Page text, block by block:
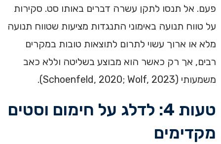
פעם. אל תנסו לתקן עשרה דברים באותו סט. סקירות
על טווח תנועה באימוני התנגדות מציעות שטווח תנועה
מלא או ארוך עשוי לתרום לתוצאות טובות במקרים
רבים, אך רק כאשר הוא מבוצע בשליטה וללא כאב
משמעותי (Schoenfeld, 2020; Wolf, 2023).
טעות 4: לדלג על חימום וסטים
מקדימים